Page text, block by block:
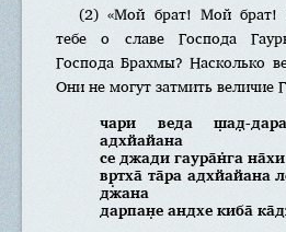
(2) «Мой брат! Мой брат!
тебе о славе Господа
Господа Брахмы? Насколько
Они не могут затмить величие
чари веда ш̣ад̣-
адхйайана
се джади гаура̄н̇га
вр̣тха̄ та̄ра адхйайана
джана
дарпан̣е андхе киба̄